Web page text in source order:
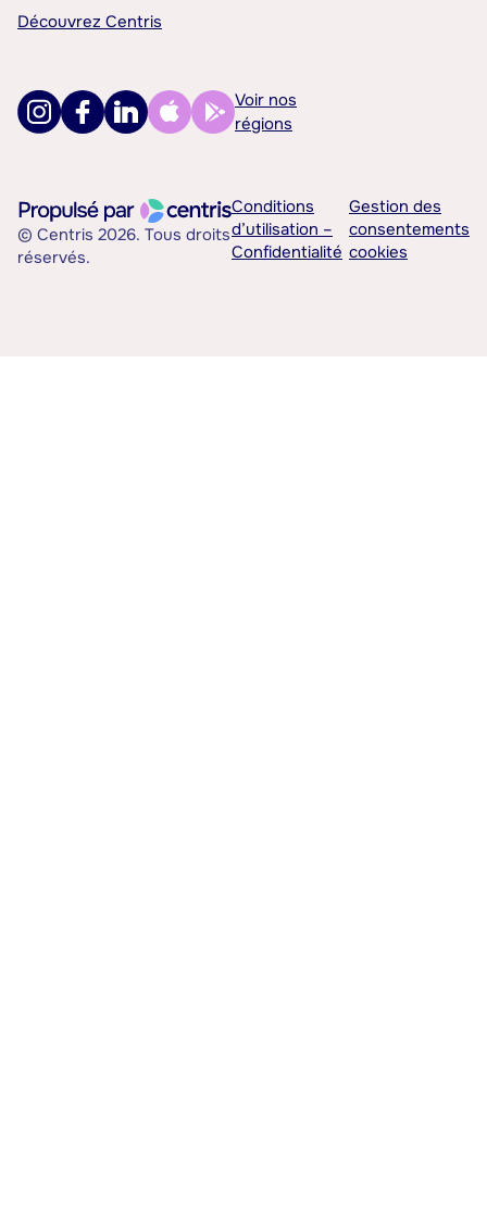
Découvrez Centris
Voir nos
régions
© Centris 2026. Tous droits
réservés.
Conditions
d’utilisation –
Confidentialité
Gestion des
consentements
cookies